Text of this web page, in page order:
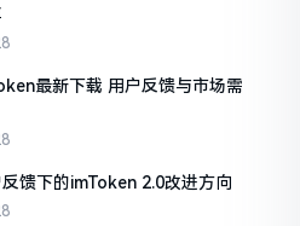
最新下载 用户反馈与市场需
馈下的imToken 2.0改进方向